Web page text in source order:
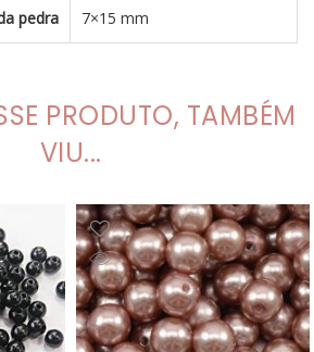
pedra 7×15 mm
PRODUTO, TAMBÉM
VIU...